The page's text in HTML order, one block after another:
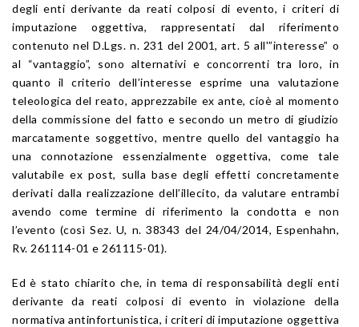
degli enti derivante da reati colposi di evento, i criteri di
imputazione oggettiva, rappresentati dal riferimento
contenuto nel D.Lgs. n. 231 del 2001, art. 5 all'”interesse” o
al “vantaggio”, sono alternativi e concorrenti tra loro, in
quanto il criterio dell’interesse esprime una valutazione
teleologica del reato, apprezzabile ex ante, cioè al momento
della commissione del fatto e secondo un metro di giudizio
marcatamente soggettivo, mentre quello del vantaggio ha
una connotazione essenzialmente oggettiva, come tale
valutabile ex post, sulla base degli effetti concretamente
derivati dalla realizzazione dell’illecito, da valutare entrambi
avendo come termine di riferimento la condotta e non
l’evento (così Sez. U, n. 38343 del 24/04/2014, Espenhahn,
Rv. 261114-01 e 261115-01).
Ed è stato chiarito che, in tema di responsabilità degli enti
derivante da reati colposi di evento in violazione della
normativa antinfortunistica, i criteri di imputazione oggettiva